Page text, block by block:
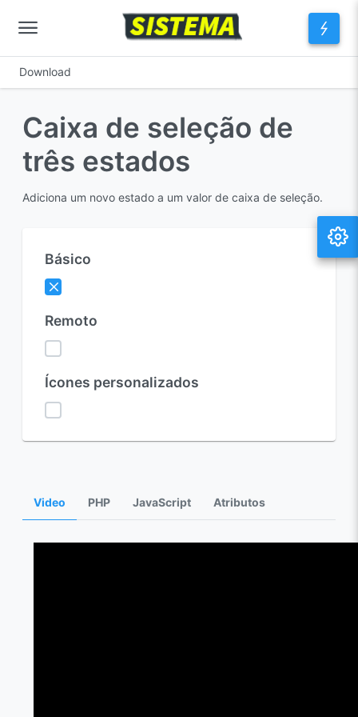
Download
Caixa de seleção de
três estados
Adiciona um novo estado a um valor de caixa de seleção.
Básico
Remoto
Ícones personalizados
Video PHP JavaScript Atributos